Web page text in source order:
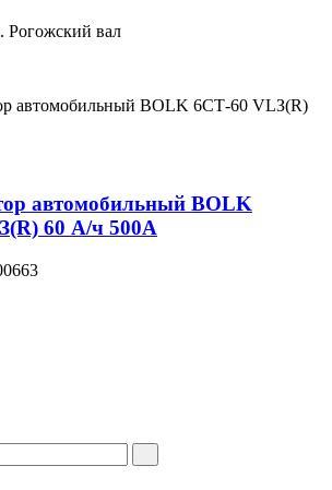
Рогожский вал
автомобильный BOLK
60 А/ч 500А